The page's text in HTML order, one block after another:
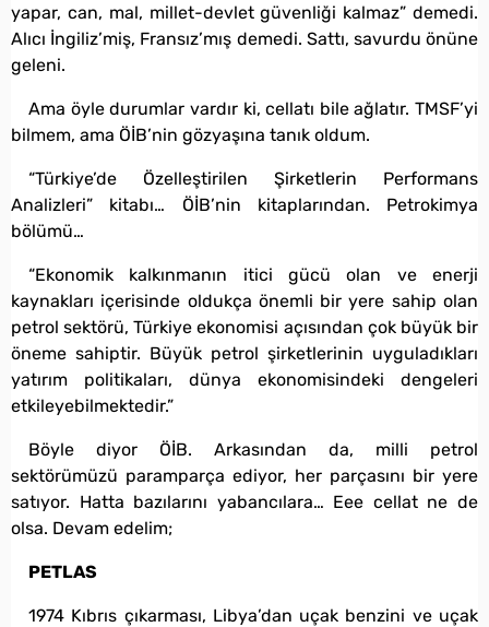
yapar, can, mal, millet-devlet güvenliği kalmaz” demedi.
Alıcı İngiliz’miş, Fransız’mış demedi. Sattı, savurdu önüne
geleni.
Ama öyle durumlar vardır ki, cellatı bile ağlatır. TMSF’yi
bilmem, ama ÖİB’nin gözyaşına tanık oldum.
“Türkiye’de Özelleştirilen Şirketlerin Performans
Analizleri” kitabı… ÖİB’nin kitaplarından. Petrokimya
bölümü…
“Ekonomik kalkınmanın itici gücü olan ve enerji
kaynakları içerisinde oldukça önemli bir yere sahip olan
petrol sektörü, Türkiye ekonomisi açısından çok büyük bir
öneme sahiptir. Büyük petrol şirketlerinin uyguladıkları
yatırım politikaları, dünya ekonomisindeki dengeleri
etkileyebilmektedir.”
Böyle diyor ÖİB. Arkasından da, milli petrol
sektörümüzü paramparça ediyor, her parçasını bir yere
satıyor. Hatta bazılarını yabancılara… Eee cellat ne de
olsa. Devam edelim;
PETLAS
1974 Kıbrıs çıkarması, Libya’dan uçak benzini ve uçak